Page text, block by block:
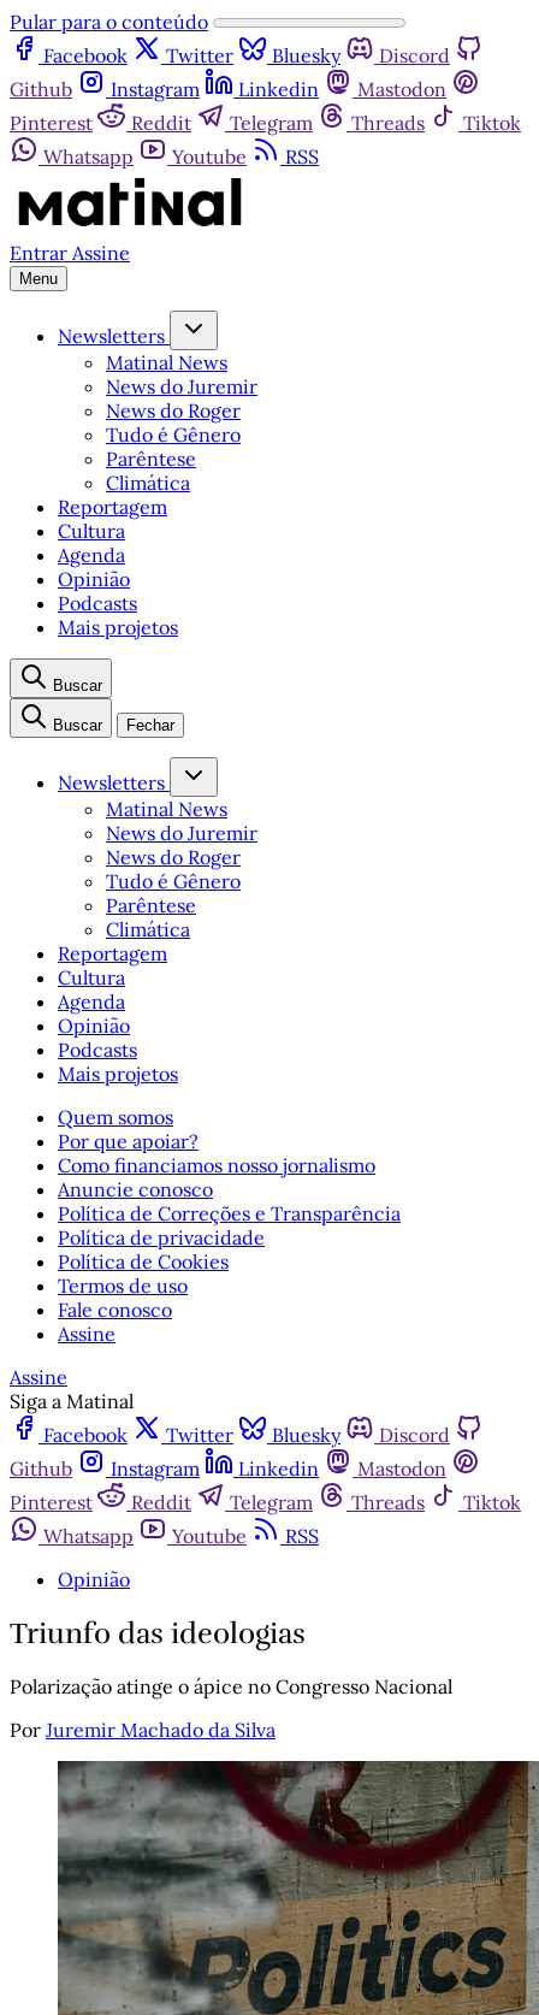
Pular para o conteúdo
Facebook
Twitter Bluesky
Discord
Github
Instagram Linkedin
Mastodon
Pinterest
Reddit Telegram Threads
Tiktok
Whatsapp
Youtube RSS
Entrar Assine
Menu
Newsletters
Matinal News
News do Juremir
News do Roger
Tudo é Gênero
Parêntese
Climática
Reportagem
Cultura
Agenda
Opinião
Podcasts
Mais projetos
Buscar
Buscar Fechar
Newsletters
Matinal News
News do Juremir
News do Roger
Tudo é Gênero
Parêntese
Climática
Reportagem
Cultura
Agenda
Opinião
Podcasts
Mais projetos
Quem somos
Por que apoiar?
Como financiamos nosso jornalismo
Anuncie conosco
Política de Correções e Transparência
Política de privacidade
Política de Cookies
Termos de uso
Fale conosco
Assine
Assine
Siga a Matinal
Facebook
Twitter Bluesky
Discord
Github
Instagram Linkedin
Mastodon
Pinterest
Reddit Telegram Threads
Tiktok
Whatsapp
Youtube
RSS
Opinião
Triunfo das ideologias
Polarização atinge o ápice no Congresso Nacional
Por Juremir Machado da Silva